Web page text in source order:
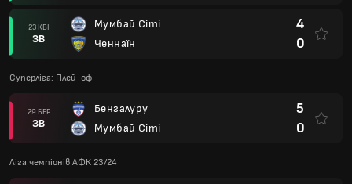
23 КВІ
ЗВ
Мумбай Сіті
Ченнаїн
4
0
Суперліга: Плей-оф
29 БЕР
ЗВ
Бенгалуру
Мумбай Сіті
5
0
Ліга чемпіонів АФК 23/24